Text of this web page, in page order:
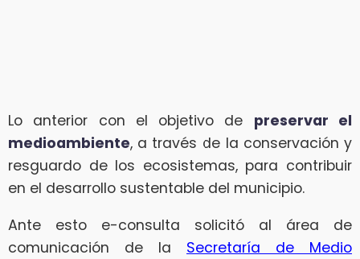
Lo anterior con el objetivo de preservar el
medioambiente, a través de la conservación y
resguardo de los ecosistemas, para contribuir
en el desarrollo sustentable del municipio.
Ante esto e-consulta solicitó al área de
comunicación de la Secretaría de Medio